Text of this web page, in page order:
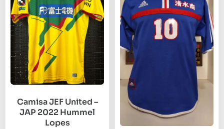
Camisa JEF United –
JAP 2022 Hummel
Lopes